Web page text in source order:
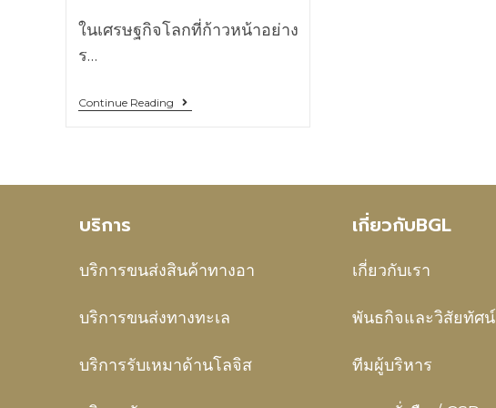
ในเศรษฐกิจโลกที่ก้าวหน้าอย่าง
ร…
Continue Reading
บริการ
บริการขนส่งสินค้าทางอา
บริการขนส่งทางทะเล
บริการรับเหมาด้านโลจิส
เกี่ยวกับBGL
เกี่ยวกับเรา
พันธกิจและวิสัยทัศน์
ทีมผู้บริหาร